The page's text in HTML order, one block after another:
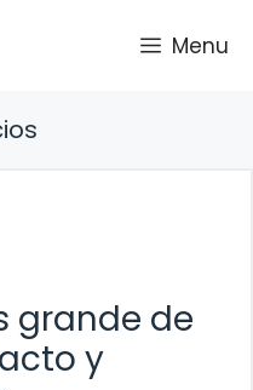
Menu
grande de
y